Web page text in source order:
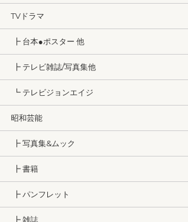
TVドラマ
┣ 台本●ポスター 他
┣ テレビ雑誌/写真集他
┗ テレビジョンエイジ
昭和芸能
┣ 写真集&ムック
┣ 書籍
┣ パンフレット
┣ 雑誌